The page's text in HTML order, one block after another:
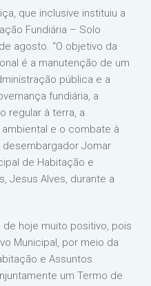
que inclusive instituiu a
Fundiária – Solo
agosto. “O objetivo da
é a manutenção de um
pública e a
fundiária, a
regular à terra, a
e o combate à
desembargador Jomar
de Habitação e
Jesus Alves, durante a
hoje muito positivo, pois
Municipal, por meio da
e Assuntos
um Termo de